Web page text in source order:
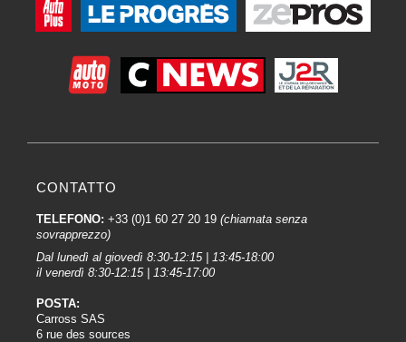
CONTATTO
TELEFONO: +33 (0)1 60 27 20 19 (chiamata senza
sovrapprezzo)
Dal lunedì al giovedì 8:30-12:15 | 13:45-18:00
il venerdì 8:30-12:15 | 13:45-17:00
POSTA:
Carross SAS
6 rue des sources